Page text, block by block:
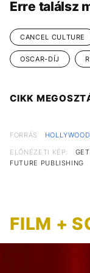
Erre találsz
CANCEL CULTURE
OSCAR-DÍJ
CIKK
FORRÁS
ELŐNÉZETI KÉP:
FUTURE PUBLISHING
FILM +